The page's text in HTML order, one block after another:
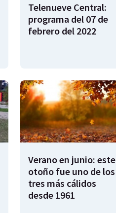
Telenueve Central:
programa del 07 de
febrero del 2022
Verano en junio: este
otoño fue uno de los
tres más cálidos
desde 1961